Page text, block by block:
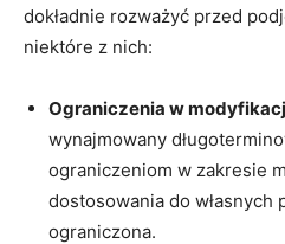
dokładnie rozważyć przed
niektóre z ‍nich:
Ograniczenia w
wynajmowany
ograniczeniom w⁤ zakresie
dostosowania⁣ do własnych
ograniczona.